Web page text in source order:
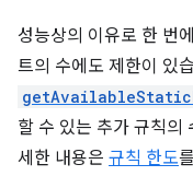
성능상의 이유로 한 번
트의 수에도 제한이 있
할 수 있는 추가 규칙의
세한 내용은 규칙 한도